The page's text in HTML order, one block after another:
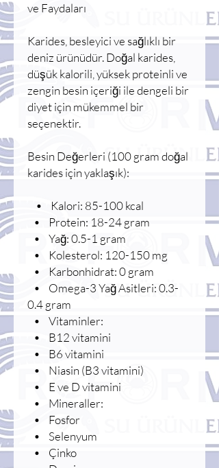
ve Faydaları
Karides, besleyici ve sağlıklı bir
deniz ürünüdür. Doğal karides,
düşük kalorili, yüksek proteinli ve
zengin besin içeriği ile dengeli bir
diyet için mükemmel bir
seçenektir.
Besin Değerleri (100 gram doğal
karides için yaklaşık):
• Kalori: 85-100 kcal
• Protein: 18-24 gram
• Yağ: 0.5-1 gram
• Kolesterol: 120-150 mg
• Karbonhidrat: 0 gram
• Omega-3 Yağ Asitleri: 0.3-
0.4 gram
• Vitaminler:
• B12 vitamini
• B6 vitamini
• Niasin (B3 vitamini)
• E ve D vitamini
• Mineraller:
• Fosfor
• Selenyum
• Çinko